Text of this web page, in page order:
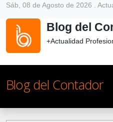
Sáb, 08 de Agosto de 2026 .
Blog del
+Actualidad
Blog del Contador